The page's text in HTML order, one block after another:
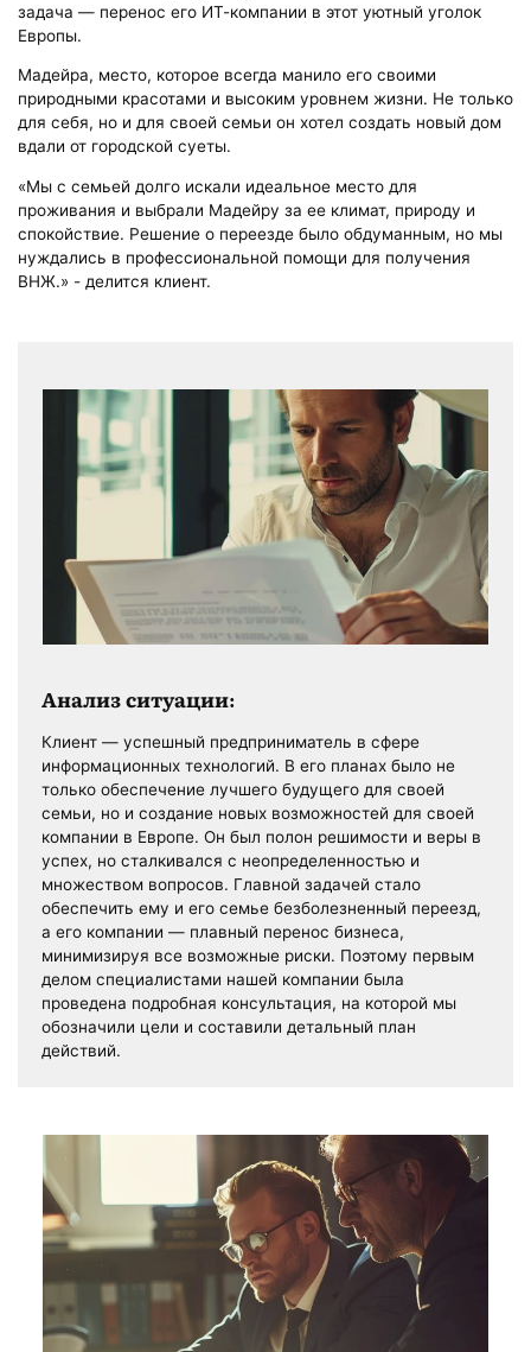
задача — перенос его ИТ-компании в этот уютный уголок
Европы.
Мадейра, место, которое всегда манило его своими
природными красотами и высоким уровнем жизни. Не только
для себя, но и для своей семьи он хотел создать новый дом
вдали от городской суеты.
«Мы с семьей долго искали идеальное место для
проживания и выбрали Мадейру за ее климат, природу и
спокойствие. Решение о переезде было обдуманным, но мы
нуждались в профессиональной помощи для получения
ВНЖ.» - делится клиент.
Анализ ситуации:
Клиент — успешный предприниматель в сфере
информационных технологий. В его планах было не
только обеспечение лучшего будущего для своей
семьи, но и создание новых возможностей для своей
компании в Европе. Он был полон решимости и веры в
успех, но сталкивался с неопределенностью и
множеством вопросов. Главной задачей стало
обеспечить ему и его семье безболезненный переезд,
а его компании — плавный перенос бизнеса,
минимизируя все возможные риски. Поэтому первым
делом специалистами нашей компании была
проведена подробная консультация, на которой мы
обозначили цели и составили детальный план
действий.